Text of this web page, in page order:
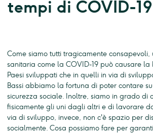
tempi di COVID-19
Come siamo tutti tragicamente consapevoli,
sanitaria come la COVID-19 può causare
Paesi sviluppati che in quelli in via di
Bassi abbiamo la fortuna di poter contare
sicurezza sociale. Inoltre, siamo in grado di
fisicamente gli uni dagli altri e di lavorare
via di sviluppo, invece, non c'è spazio per
socialmente. Cosa possiamo fare per